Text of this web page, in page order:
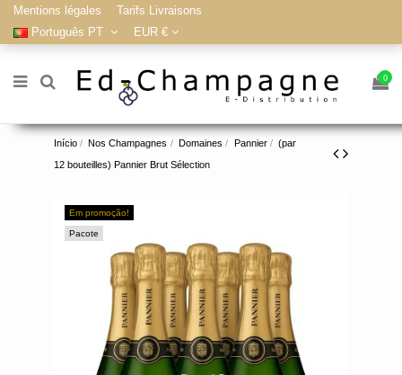
Mentions légales
Tarifs Livraisons
Português PT
EUR €
0
Início Nos Champagnes Domaines Pannier
(par
12 bouteilles) Pannier Brut Sélection
Em promoção!
Pacote